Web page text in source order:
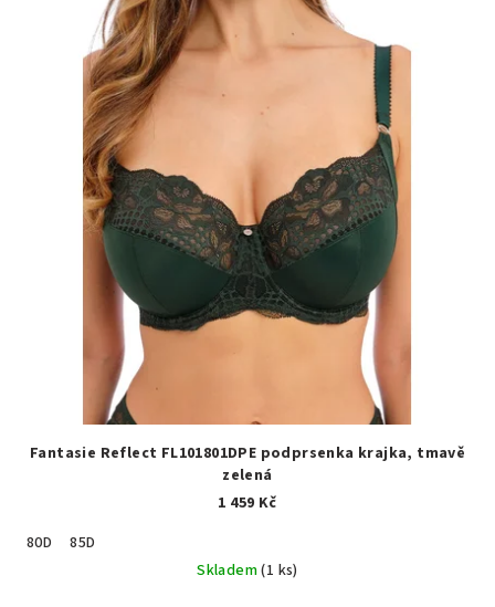
Fantasie Reflect FL101801DPE podprsenka krajka, tmavě
zelená
1 459 Kč
80D
85D
Skladem(1 ks)